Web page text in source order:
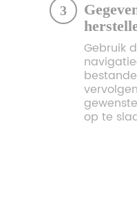
3
Gebruik
op te